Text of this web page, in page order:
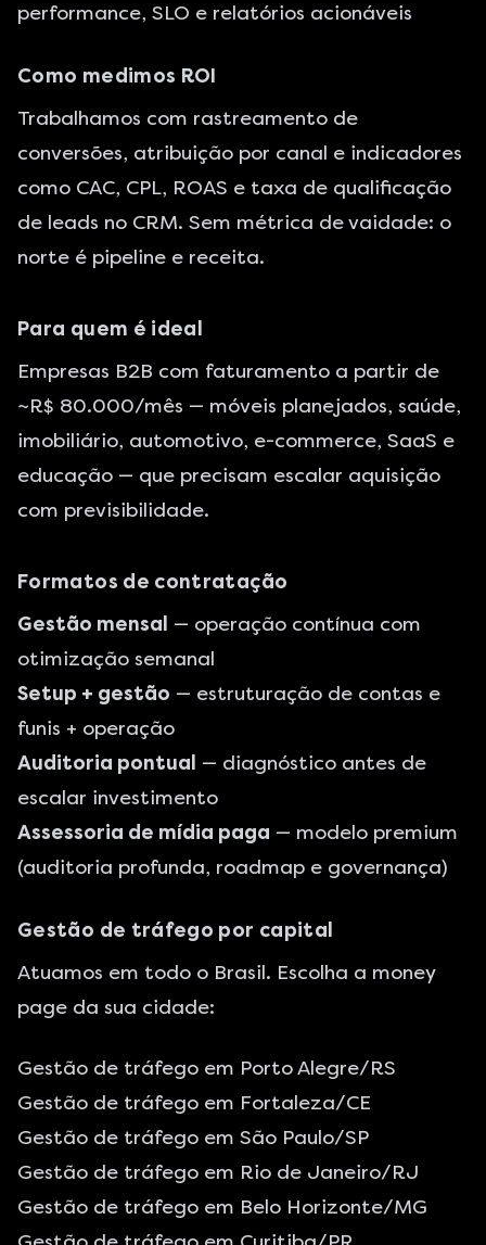
performance, SLO e relatórios acionáveis
Como medimos ROI
Trabalhamos com rastreamento de
conversões, atribuição por canal e indicadores
como CAC, CPL, ROAS e taxa de qualificação
de leads no CRM. Sem métrica de vaidade: o
norte é pipeline e receita.
Para quem é ideal
Empresas B2B com faturamento a partir de
~R$ 80.000/mês — móveis planejados, saúde,
imobiliário, automotivo, e-commerce, SaaS e
educação — que precisam escalar aquisição
com previsibilidade.
Formatos de contratação
Gestão mensal — operação contínua com
otimização semanal
Setup + gestão — estruturação de contas e
funis + operação
Auditoria pontual — diagnóstico antes de
escalar investimento
Assessoria de mídia paga — modelo premium
(auditoria profunda, roadmap e governança)
Gestão de tráfego por capital
Atuamos em todo o Brasil. Escolha a money
page da sua cidade:
Gestão de tráfego em Porto Alegre/RS
Gestão de tráfego em Fortaleza/CE
Gestão de tráfego em São Paulo/SP
Gestão de tráfego em Rio de Janeiro/RJ
Gestão de tráfego em Belo Horizonte/MG